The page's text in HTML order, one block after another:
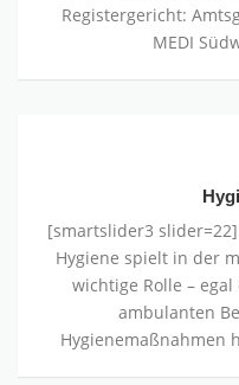
Registergericht:
MEDI
[smartslider3
Hygiene spielt in der
wichtige Rolle –
ambulanten
Hygienemaßnahmen